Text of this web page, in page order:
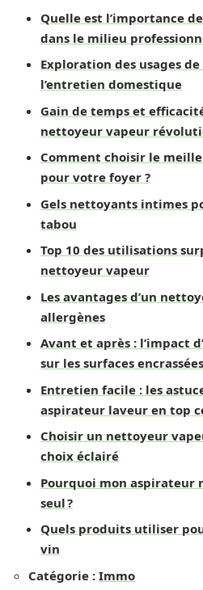
Quelle est l’importance
dans le milieu
Exploration des usages
l’entretien domestique
Gain de temps et
nettoyeur vapeur
Comment choisir le
pour votre foyer ?
Gels nettoyants intimes
tabou
Top 10 des utilisations
nettoyeur vapeur
Les avantages d’un
allergènes
Avant et après : l’impact
sur les surfaces encrassées
Entretien facile : les
aspirateur laveur en top
Choisir un nettoyeur
choix éclairé
Pourquoi mon aspirateur
seul ?
Quels produits utiliser
vin
Catégorie : Immo